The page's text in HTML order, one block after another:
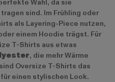
Wahl, da sie
sind. Im Frühling oder
als Layering-Piece nutzen,
einem Hoodie trägst. Für
T-Shirts aus etwas
, die mehr Wärme
Oversize T-Shirts das
einen stylischen Look.